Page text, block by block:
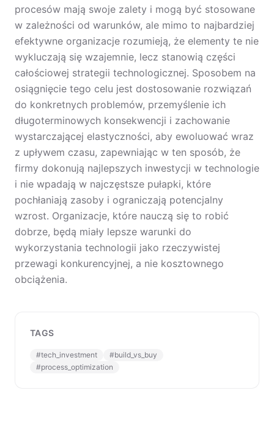
procesów mają swoje zalety i mogą być stosowane
w zależności od warunków, ale mimo to najbardziej
efektywne organizacje rozumieją, że elementy te nie
wykluczają się wzajemnie, lecz stanowią części
całościowej strategii technologicznej. Sposobem na
osiągnięcie tego celu jest dostosowanie rozwiązań
do konkretnych problemów, przemyślenie ich
długoterminowych konsekwencji i zachowanie
wystarczającej elastyczności, aby ewoluować wraz
z upływem czasu, zapewniając w ten sposób, że
firmy dokonują najlepszych inwestycji w technologie
i nie wpadają w najczęstsze pułapki, które
pochłaniają zasoby i ograniczają potencjalny
wzrost. Organizacje, które nauczą się to robić
dobrze, będą miały lepsze warunki do
wykorzystania technologii jako rzeczywistej
przewagi konkurencyjnej, a nie kosztownego
obciążenia.
TAGS
#tech_investment #build_vs_buy
#process_optimization